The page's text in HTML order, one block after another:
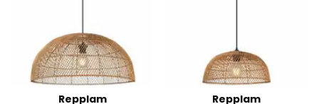
Repplam Repplam